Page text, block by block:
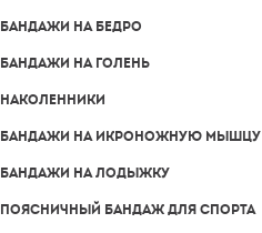
Бандажи на бедро
Бандажи на голень
Наколенники
Бандажи на икроножную мышцу
Бандажи на лодыжку
Поясничный бандаж для спорта